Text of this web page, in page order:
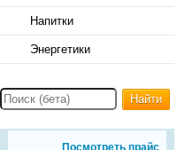
Напитки
Энергетики
Найти
Посмотреть прайс